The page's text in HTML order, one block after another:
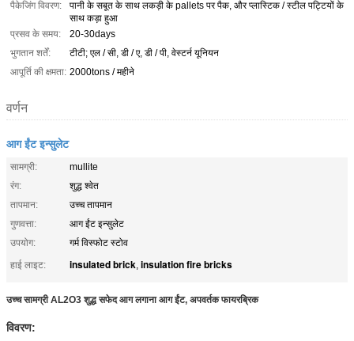
पैकेजिंग विवरण:
पानी के सबूत के साथ लकड़ी के pallets पर पैक, और प्लास्टिक / स्टील पट्टियों के
साथ कड़ा हुआ
प्रसव के समय:
20-30days
भुगतान शर्तें:
टीटी; एल / सी, डी / ए, डी / पी, वेस्टर्न यूनियन
आपूर्ति की क्षमता: 2000tons / महीने
वर्णन
आग ईंट इन्सुलेट
सामग्री:
mullite
रंग:
शुद्ध श्वेत
तापमान:
उच्च तापमान
गुणवत्ता:
आग ईंट इन्सुलेट
उपयोग:
गर्म विस्फोट स्टोव
हाई लाइट:
insulated brick, insulation fire bricks
उच्च सामग्री AL2O3 शुद्ध सफेद आग लगाना आग ईंट, अपवर्तक फायरब्रिक
विवरण: